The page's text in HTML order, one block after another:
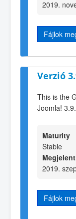
2019.
Fájlok
Verzió
This is the
Joomla!
Maturity
Stable
Megjelent
2019.
Fájlok